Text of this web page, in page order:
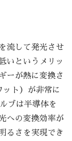
流して発光させ
いというメリッ
ーが熱に変換さ
ト）が非常に
ブは半導体を
への変換効率が
るさを実現でき